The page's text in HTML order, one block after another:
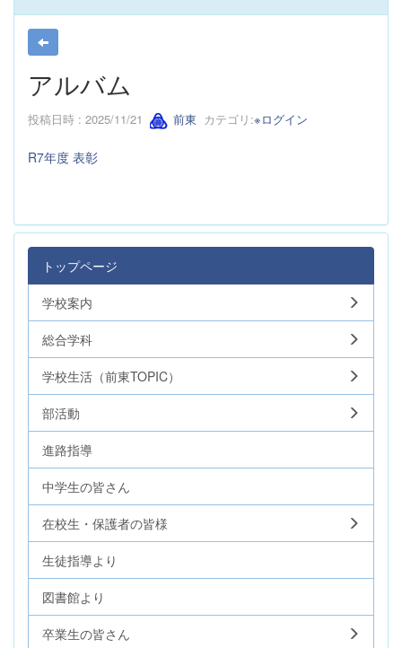
アルバム
投稿日時 : 2025/11/21 前東 カテゴリ:※ログイン
R7年度 表彰
トップページ
学校案内
総合学科
学校生活（前東TOPIC）
部活動
進路指導
中学生の皆さん
在校生・保護者の皆様
生徒指導より
図書館より
卒業生の皆さん